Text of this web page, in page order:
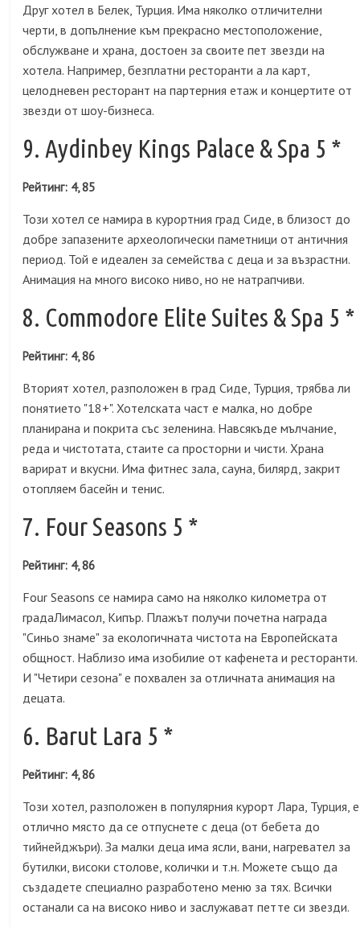
Друг хотел в Белек, Турция. Има няколко отличителни
черти, в допълнение към прекрасно местоположение,
обслужване и храна, достоен за своите пет звезди на
хотела. Например, безплатни ресторанти а ла карт,
целодневен ресторант на партерния етаж и концертите от
звезди от шоу-бизнеса.
9. Aydinbey Kings Palace & Spa 5 *
Рейтинг: 4, 85
Този хотел се намира в курортния град Сиде, в близост до
добре запазените археологически паметници от античния
период. Той е идеален за семейства с деца и за възрастни.
Анимация на много високо ниво, но не натрапчиви.
8. Commodore Elite Suites & Spa 5 *
Рейтинг: 4, 86
Вторият хотел, разположен в град Сиде, Турция, трябва ли
понятието "18+". Хотелската част е малка, но добре
планирана и покрита със зеленина. Навсякъде мълчание,
реда и чистотата, стаите са просторни и чисти. Храна
варират и вкусни. Има фитнес зала, сауна, билярд, закрит
отопляем басейн и тенис.
7. Four Seasons 5 *
Рейтинг: 4, 86
Four Seasons се намира само на няколко километра от
градаЛимасол, Кипър. Плажът получи почетна награда
"Синьо знаме" за екологичната чистота на Европейската
общност. Наблизо има изобилие от кафенета и ресторанти.
И "Четири сезона" е похвален за отличната анимация на
децата.
6. Barut Lara 5 *
Рейтинг: 4, 86
Този хотел, разположен в популярния курорт Лара, Турция, е
отлично място да се отпуснете с деца (от бебета до
тийнейджъри). За малки деца има ясли, вани, нагревател за
бутилки, високи столове, колички и т.н. Можете също да
създадете специално разработено меню за тях. Всички
останали са на високо ниво и заслужават петте си звезди.